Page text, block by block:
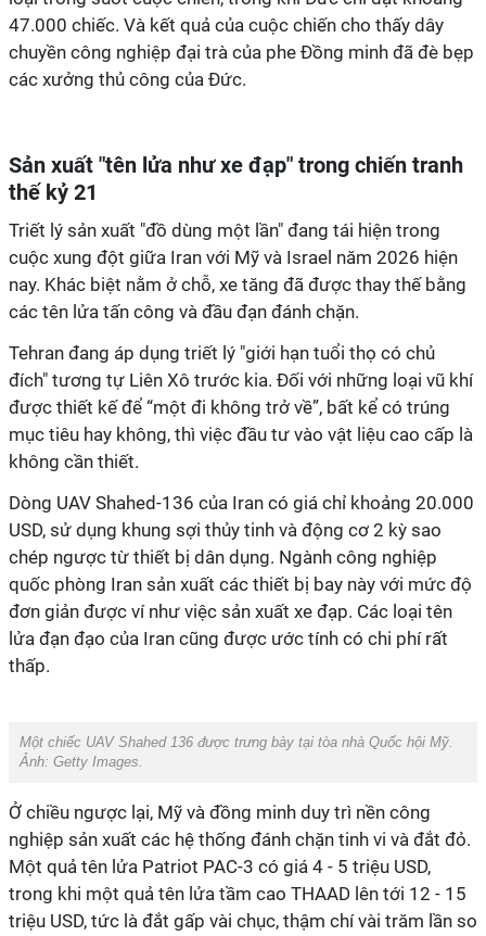
47.000 chiếc. Và kết quả của cuộc chiến cho thấy dây
chuyền công nghiệp đại trà của phe Đồng minh đã đè bẹp
các xưởng thủ công của Đức.
Sản xuất "tên lửa như xe đạp" trong chiến tranh
thế kỷ 21
Triết lý sản xuất "đồ dùng một lần" đang tái hiện trong
cuộc xung đột giữa Iran với Mỹ và Israel năm 2026 hiện
nay. Khác biệt nằm ở chỗ, xe tăng đã được thay thế bằng
các tên lửa tấn công và đầu đạn đánh chặn.
Tehran đang áp dụng triết lý "giới hạn tuổi thọ có chủ
đích" tương tự Liên Xô trước kia. Đối với những loại vũ khí
được thiết kế để “một đi không trở về”, bất kể có trúng
mục tiêu hay không, thì việc đầu tư vào vật liệu cao cấp là
không cần thiết.
Dòng UAV Shahed-136 của Iran có giá chỉ khoảng 20.000
USD, sử dụng khung sợi thủy tinh và động cơ 2 kỳ sao
chép ngược từ thiết bị dân dụng. Ngành công nghiệp
quốc phòng Iran sản xuất các thiết bị bay này với mức độ
đơn giản được ví như việc sản xuất xe đạp. Các loại tên
lửa đạn đạo của Iran cũng được ước tính có chi phí rất
thấp.
Một chiếc UAV Shahed 136 được trưng bày tại tòa nhà Quốc hội Mỹ.
Ảnh: Getty Images.
Ở chiều ngược lại, Mỹ và đồng minh duy trì nền công
nghiệp sản xuất các hệ thống đánh chặn tinh vi và đắt đỏ.
Một quả tên lửa Patriot PAC-3 có giá 4 - 5 triệu USD,
trong khi một quả tên lửa tầm cao THAAD lên tới 12 - 15
triệu USD, tức là đắt gấp vài chục, thậm chí vài trăm lần so